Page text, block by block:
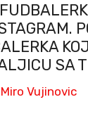
SA
Miro Vujinovic